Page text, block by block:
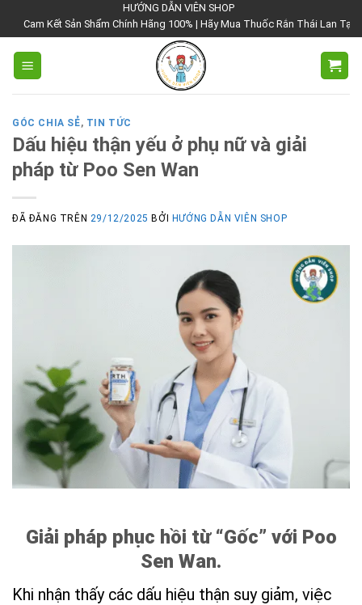
nội
dung
HƯỚNG DẪN VIÊN SHOP
Kết Sản Shẩm Chính Hãng 100% | Hãy Mua Thuốc Rắn Thái Lan Tại Hướng
GÓC CHIA SẺ, TIN TỨC
Dấu hiệu thận yếu ở phụ nữ và giải
pháp từ Poo Sen Wan
ĐÃ ĐĂNG TRÊN 29/12/2025 BỞI HƯỚNG DẪN VIÊN SHOP
Giải pháp phục hồi từ “Gốc” với Poo
Sen Wan.
Khi nhận thấy các dấu hiệu thận suy giảm, việc